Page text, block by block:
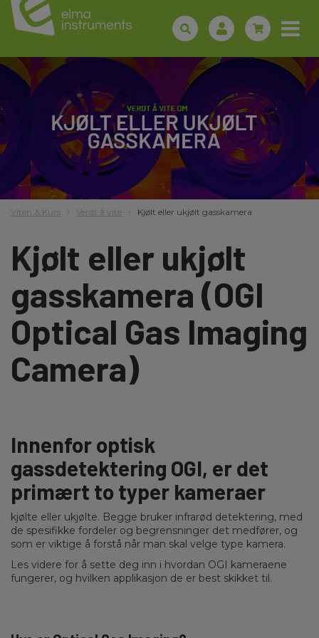
Viten & Kurs Verdt å vite Kjølt eller ukjølt gasskamera
Kjølt eller ukjølt
gasskamera (OGI
Optical Gas Imaging
Camera)
Innenfor optisk
gassdetektering OGI, er det
primært to typer kameraer
kjølte eller ukjølte. Begge bruker infrarød detektering, med
de spesifikke fordeler og begrensninger det medfører, og
som er viktige å forstå når man skal velge type kamera.
Les videre for å sette deg inn i hvordan OGI kameraene
fungerer, og hvilken applikasjon de er best skikket til.